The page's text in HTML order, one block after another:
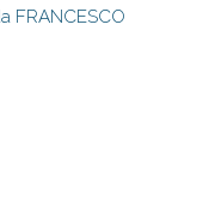
FRANCESCO